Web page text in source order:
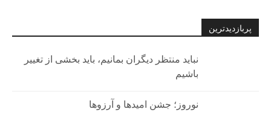
پربازدیدترین
نباید منتظر دیگران بمانیم، باید بخشی از تغییر
باشیم
نوروز؛ جشن امیدها و آرزوها